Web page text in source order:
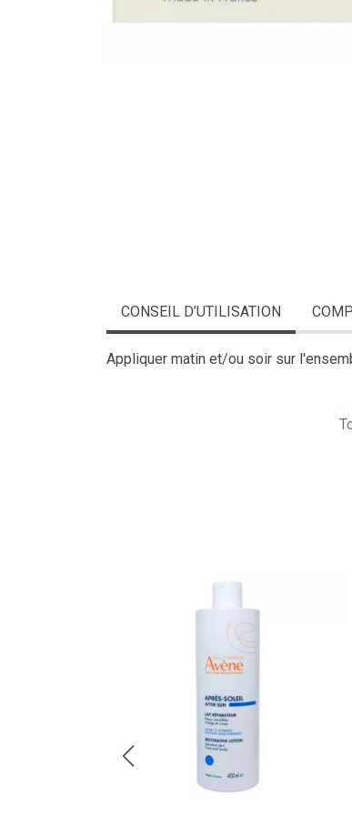
CONSEIL D’UTILISATION
Appliquer matin et/ou soir sur